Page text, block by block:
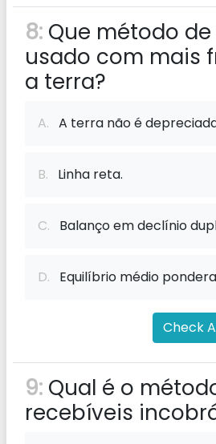
8: Que método
usado com mais
a terra?
A. A terra não é
B. Linha reta.
C. Balanço em declínio
D. Equilíbrio médio
Check
9: Qual é o
recebíveis